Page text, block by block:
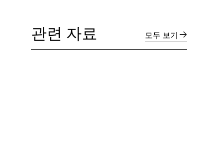
관련 자료 모두 보기